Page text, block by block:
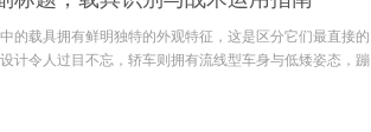
的载具拥有鲜明独特的外观特征，这是区分它们最直接的
计令人过目不忘，轿车则拥有流线型车身与低矮姿态，蹦